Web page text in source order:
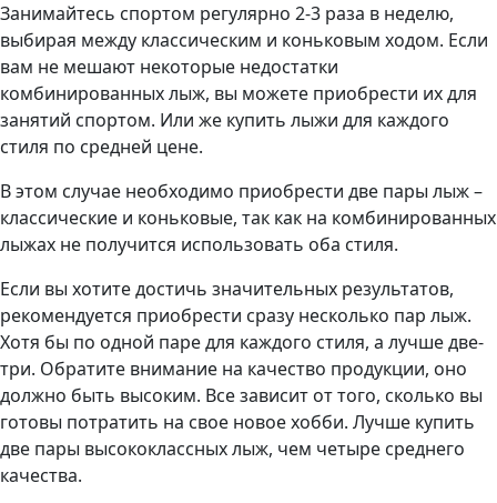
Занимайтесь спортом регулярно 2-3 раза в неделю,
выбирая между классическим и коньковым ходом. Если
вам не мешают некоторые недостатки
комбинированных лыж, вы можете приобрести их для
занятий спортом. Или же купить лыжи для каждого
стиля по средней цене.
В этом случае необходимо приобрести две пары лыж –
классические и коньковые, так как на комбинированных
лыжах не получится использовать оба стиля.
Если вы хотите достичь значительных результатов,
рекомендуется приобрести сразу несколько пар лыж.
Хотя бы по одной паре для каждого стиля, а лучше две-
три. Обратите внимание на качество продукции, оно
должно быть высоким. Все зависит от того, сколько вы
готовы потратить на свое новое хобби. Лучше купить
две пары высококлассных лыж, чем четыре среднего
качества.